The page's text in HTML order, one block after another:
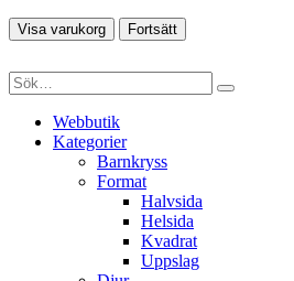
Visa varukorg Fortsätt
Webbutik
Kategorier
Barnkryss
Format
Halvsida
Helsida
Kvadrat
Uppslag